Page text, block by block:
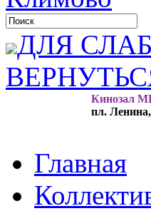
ДЛЯ
Кинозал
пл.
Главная